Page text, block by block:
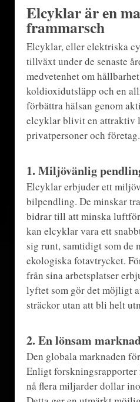
Elcyklar är en
frammarsch
Elcyklar, eller elektriska
tillväxt under de senaste
medvetenhet om
koldioxidutsläpp och en
förbättra hälsan genom
elcyklar blivit en attraktiv
privatpersoner och företag.
1. Miljövänlig
Elcyklar erbjuder ett
bilpendling. De minskar
bidrar till att minska
kan elcyklar vara ett
sig runt, samtidigt som de
ekologiska fotavtrycket.
från sina arbetsplatser
lyftet som gör det möjligt
sträckor utan att bli helt
2. En lönsam
Den globala marknaden
Enligt forskningsrapporter
nå flera miljarder dollar